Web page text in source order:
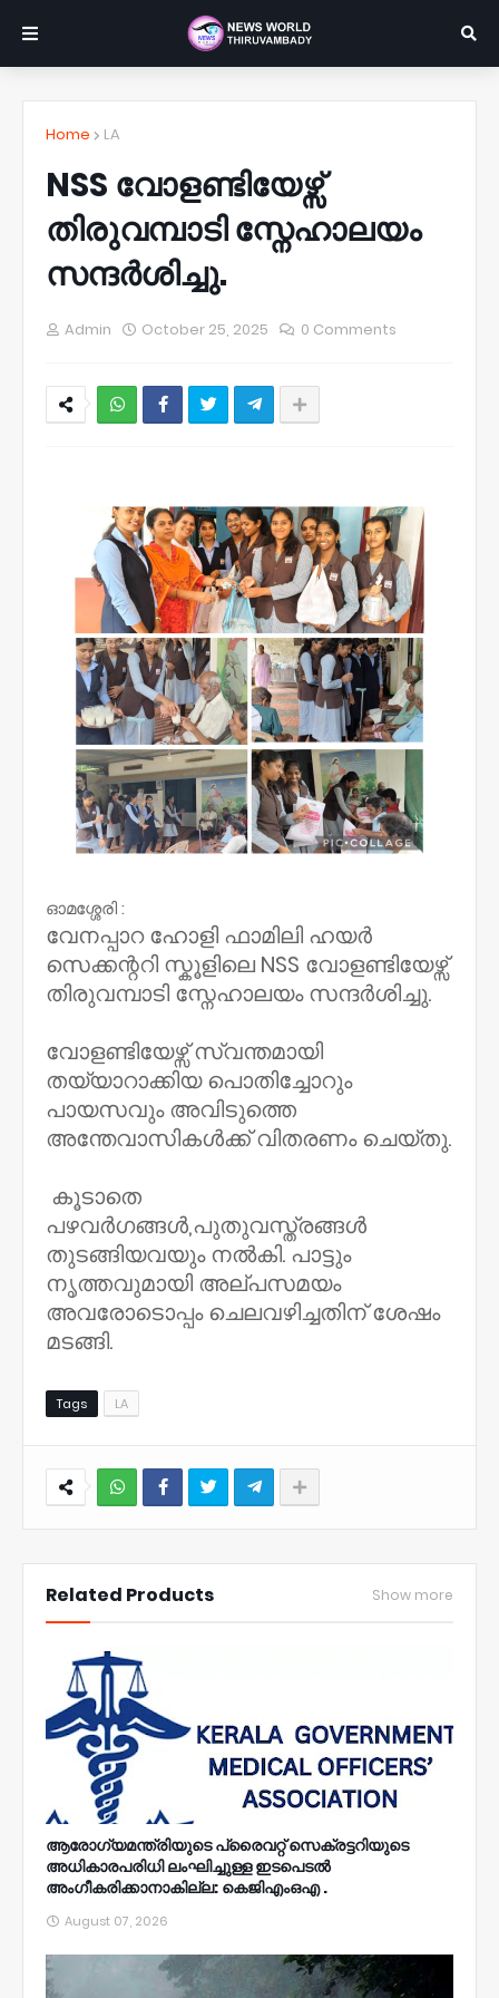
Home LA
NSS വോളണ്ടിയേഴ്സ്
തിരുവമ്പാടി സ്നേഹാലയം
സന്ദർശിച്ചു.
Admin October 25, 2025 0 Comments
ഓമശ്ശേരി :
വേനപ്പാറ ഹോളി ഫാമിലി ഹയർ
സെക്കന്ററി സ്കൂളിലെ NSS വോളണ്ടിയേഴ്സ്
തിരുവമ്പാടി സ്നേഹാലയം സന്ദർശിച്ചു.
വോളണ്ടിയേഴ്സ് സ്വന്തമായി
തയ്യാറാക്കിയ പൊതിച്ചോറും
പായസവും അവിടുത്തെ
അന്തേവാസികൾക്ക് വിതരണം ചെയ്തു.
കൂടാതെ
പഴവർഗങ്ങൾ,പുതുവസ്ത്രങ്ങൾ
തുടങ്ങിയവയും നൽകി. പാട്ടും
നൃത്തവുമായി അല്പസമയം
അവരോടൊപ്പം ചെലവഴിച്ചതിന് ശേഷം
മടങ്ങി.
Tags LA
Related Products Show more
ആരോഗ്യമന്ത്രിയുടെ പ്രൈവറ്റ് സെക്രട്ടറിയുടെ
അധികാരപരിധി ലംഘിച്ചുള്ള ഇടപെടൽ
അംഗീകരിക്കാനാകില്ല: കെജിഎംഒഎ .
August 07, 2026